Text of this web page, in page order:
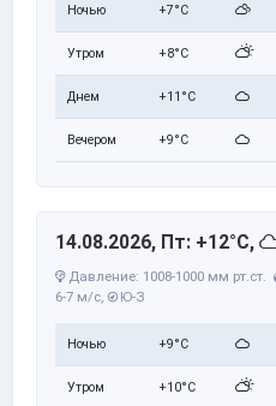
Ночью +7°C
Утром +8°C
Днем +11°C
Вечером +9°C
14.08.2026, Пт: +12°C,
Давление: 1008-1000 мм рт.ст.
6-7 м/с,
Ю-З
Ночью +9°C
Утром +10°C